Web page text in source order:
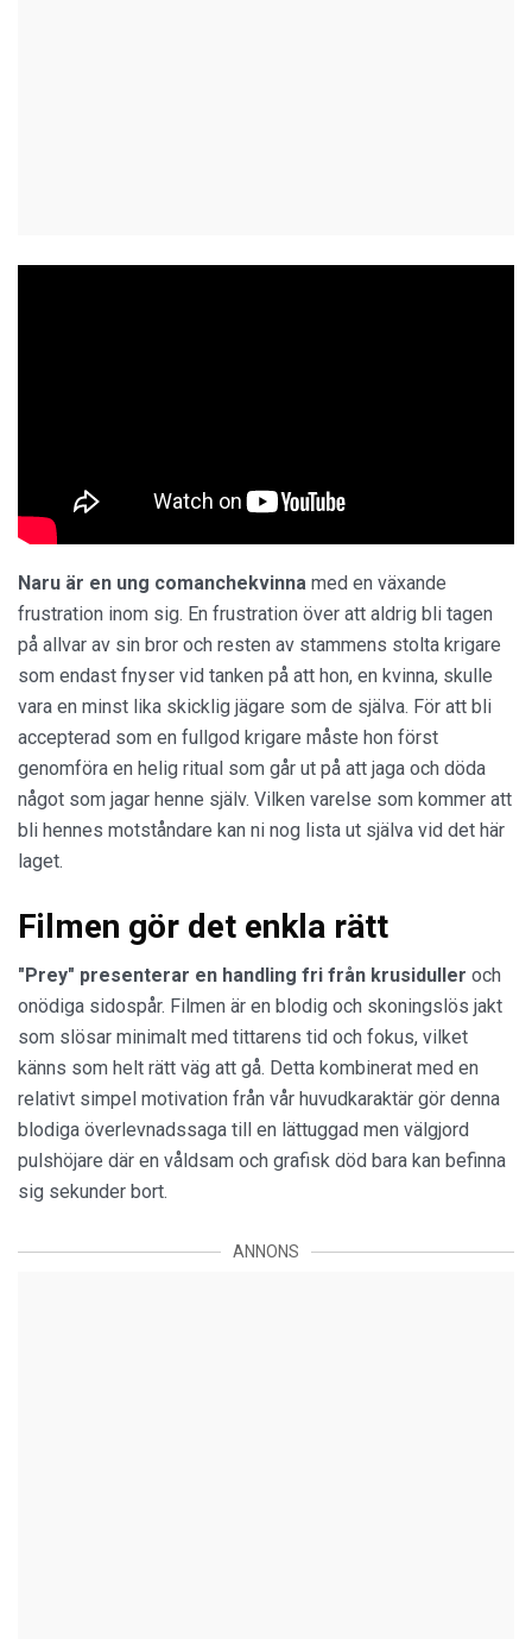
Naru är en ung comanchekvinna med en växande
frustration inom sig. En frustration över att aldrig bli tagen
på allvar av sin bror och resten av stammens stolta krigare
som endast fnyser vid tanken på att hon, en kvinna, skulle
vara en minst lika skicklig jägare som de själva. För att bli
accepterad som en fullgod krigare måste hon först
genomföra en helig ritual som går ut på att jaga och döda
något som jagar henne själv. Vilken varelse som kommer att
bli hennes motståndare kan ni nog lista ut själva vid det här
laget.
Filmen gör det enkla rätt
"Prey" presenterar en handling fri från krusiduller och
onödiga sidospår. Filmen är en blodig och skoningslös jakt
som slösar minimalt med tittarens tid och fokus, vilket
känns som helt rätt väg att gå. Detta kombinerat med en
relativt simpel motivation från vår huvudkaraktär gör denna
blodiga överlevnadssaga till en lättuggad men välgjord
pulshöjare där en våldsam och grafisk död bara kan befinna
sig sekunder bort.
ANNONS